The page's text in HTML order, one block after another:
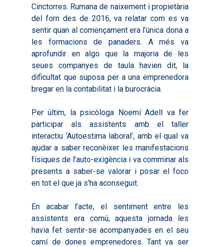
Cinctorres. Rumana de naixement i propietària
del forn des de 2016, va relatar com es va
sentir quan al començament era l’única dona a
les formacions de panaders. A més va
aprofundir en algo que la majoria de les
seues companyes de taula havien dit, la
dificultat que suposa per a una emprenedora
bregar en la contabilitat i la burocràcia.
Per últim, la psicòloga Noemí Adell va fer
participar als assistents amb el taller
interactiu ‘Autoestima laboral’, amb el qual va
ajudar a saber reconèixer les manifestacions
físiques de l’auto-exigència i va comminar als
presents a saber-se valorar i posar el foco
en tot el que ja s’ha aconseguit.
En acabar l’acte, el sentiment entre les
assistents era comú, aquesta jornada les
havia fet sentir-se acompanyades en el seu
camí de dones emprenedores. Tant va ser